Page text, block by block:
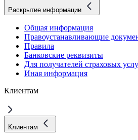
Раскрытие информации
Общая информация
Правоустанавливающие
Правила
Банковские реквизиты
Для получателей страховых
Иная информация
Клиентам
Клиентам